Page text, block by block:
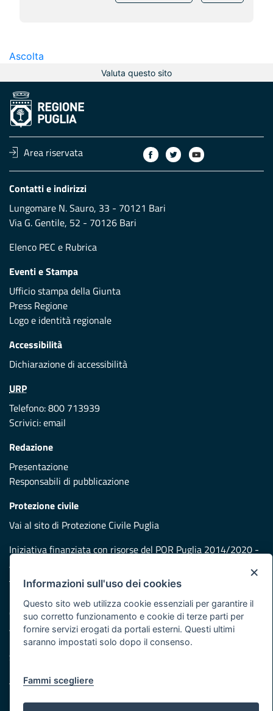
Ascolta
Valuta questo sito
Area riservata
Contatti e indirizzi
Lungomare N. Sauro, 33 - 70121 Bari
Via G. Gentile, 52 - 70126 Bari
Elenco PEC e Rubrica
Eventi e Stampa
Ufficio stampa della Giunta
Press Regione
Logo e identità regionale
Accessibilità
Dichiarazione di accessibilità
URP
Telefono: 800 713939
Scrivici:email
Redazione
Presentazione
Responsabili di pubblicazione
Protezione civile
Vai al sito di Protezione Civile Puglia
Iniziativa finanziata con risorse del POR Puglia 2014/2020 -
Asse XI
Note legali
Cookie e privacy
Atti di notifica
Feed RSS
Servizi Intranet
© Regione Puglia
×
Informazioni sull'uso dei cookies
Questo sito web utilizza cookie essenziali per garantire il
suo corretto funzionamento e cookie di terze parti per
fornire servizi erogati da portali esterni. Questi ultimi
saranno impostati solo dopo il consenso.
Fammi scegliere